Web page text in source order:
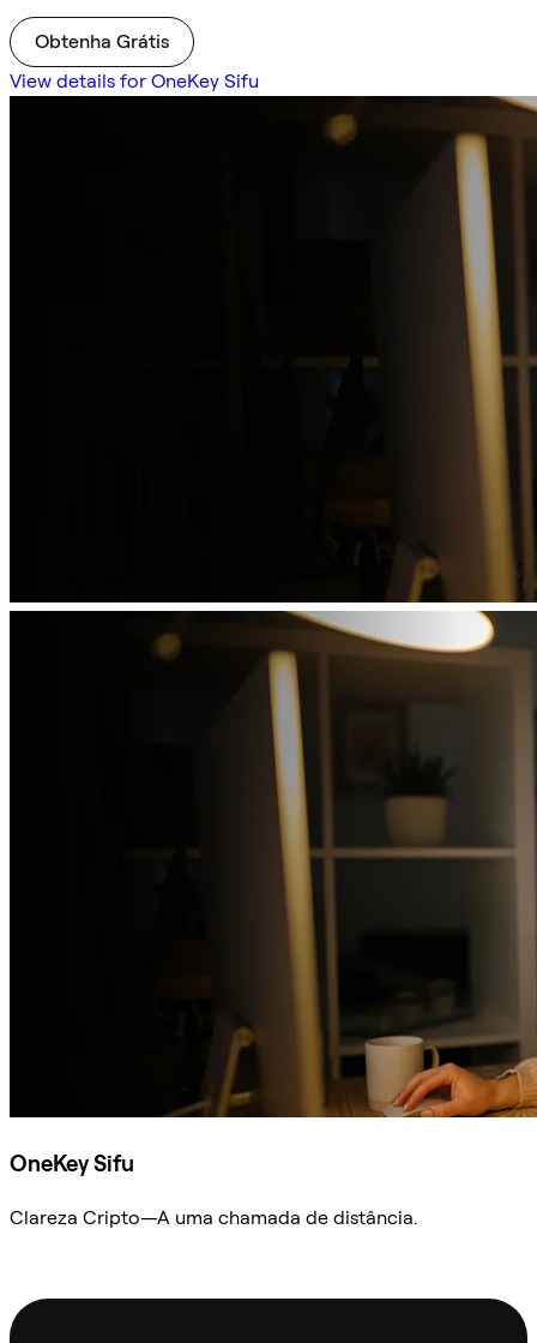
Obtenha Grátis
View details for OneKey Sifu
OneKey Sifu
Clareza Cripto—A uma chamada de distância.